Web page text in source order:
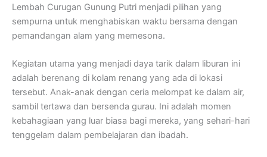
Lembah Curugan Gunung Putri menjadi pilihan yang
sempurna untuk menghabiskan waktu bersama dengan
pemandangan alam yang memesona.
Kegiatan utama yang menjadi daya tarik dalam liburan ini
adalah berenang di kolam renang yang ada di lokasi
tersebut. Anak-anak dengan ceria melompat ke dalam air,
sambil tertawa dan bersenda gurau. Ini adalah momen
kebahagiaan yang luar biasa bagi mereka, yang sehari-hari
tenggelam dalam pembelajaran dan ibadah.